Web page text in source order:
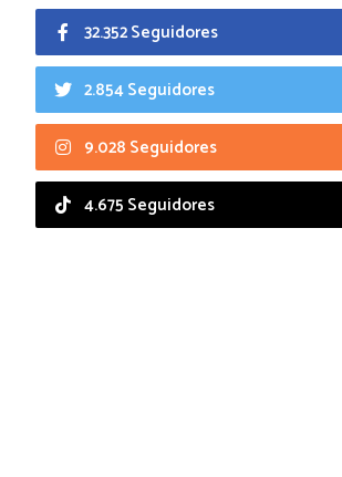
32.352 Seguidores
2.854 Seguidores
9.028 Seguidores
4.675 Seguidores